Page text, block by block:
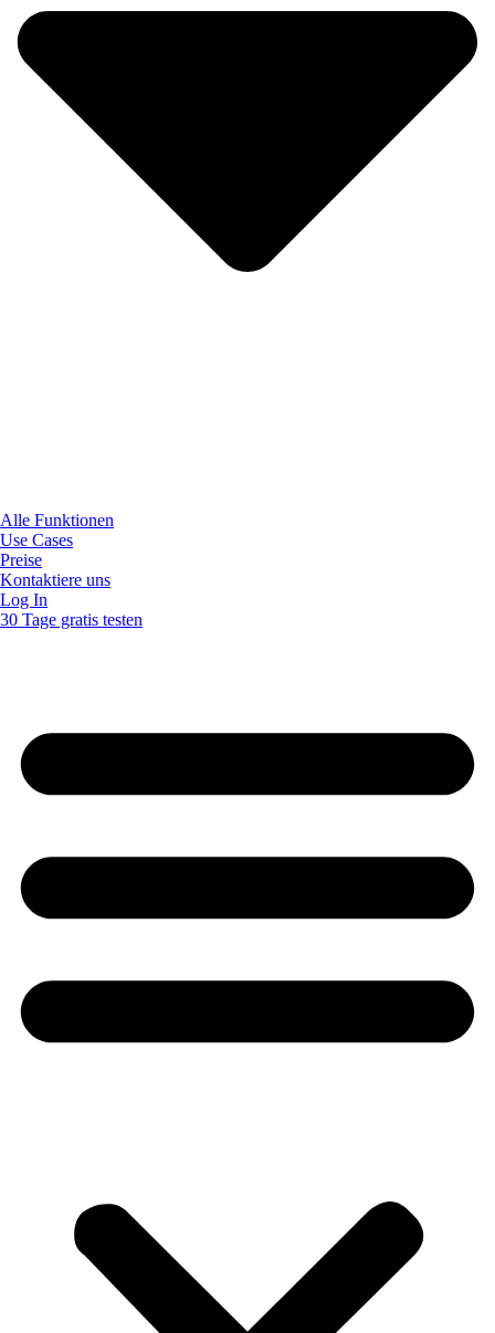
Alle Funktionen
Use Cases
Preise
Kontaktiere uns
Log In
30 Tage gratis testen